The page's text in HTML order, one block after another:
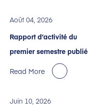
Août 04, 2026
Rapport d’activité du
premier semestre publié
Read More
Juin 10, 2026